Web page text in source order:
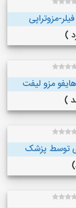
مزوتراپی
)
مزو لیفت
)
توسط پزشک